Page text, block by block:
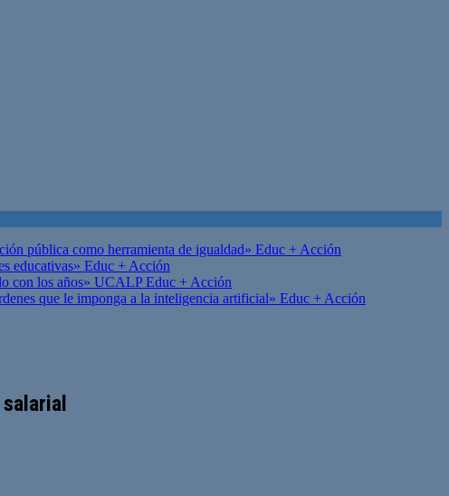
pública como herramienta de igualdad» Educ + Acción
educativas» Educ + Acción
con los años» UCALPEduc + Acción
que le imponga a la inteligencia artificial» Educ + Acción